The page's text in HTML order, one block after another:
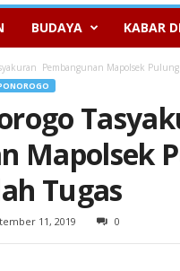
BUDAYA KABAR
Pembangunan Mapolsek
Mapolsek
Tugas
11, 2019 0